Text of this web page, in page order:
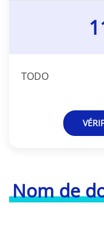
Nom de
TODO